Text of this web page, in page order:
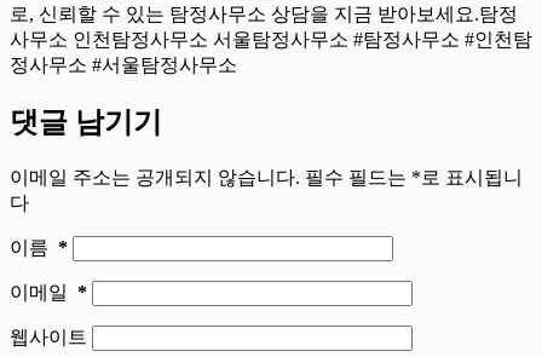
로, 신뢰할 수 있는 탐정사무소 상담을 지금 받아보세요.탐정
사무소 인천탐정사무소 서울탐정사무소 #탐정사무소 #인천탐
정사무소 #서울탐정사무소
댓글 남기기
이메일 주소는 공개되지 않습니다. 필수 필드는 *로 표시됩니
다
이름 *
이메일 *
웹사이트